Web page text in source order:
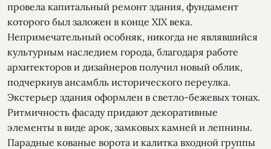
провела капитальный ремонт здания, фундамент
которого был заложен в конце XIX века.
Непримечательный особняк, никогда не являвшийся
культурным наследием города, благодаря работе
архитекторов и дизайнеров получил новый облик,
подчеркнув ансамбль исторического переулка.
Экстерьер здания оформлен в светло-бежевых тонах.
Ритмичность фасаду придают декоративные
элементы в виде арок, замковых камней и лепнины.
Парадные кованые ворота и калитка входной группы